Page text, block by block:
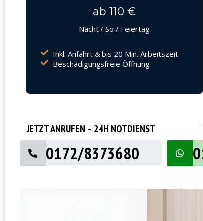
ab 110 €
Nacht / So / Feiertag
Inkl. Anfahrt & bis 20 Min. Arbeitszeit
Beschädigungsfreie Öffnung
JETZT ANRUFEN – 24H NOTDIENST
0172/8373680